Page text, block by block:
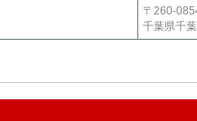
〒260-
千葉県千